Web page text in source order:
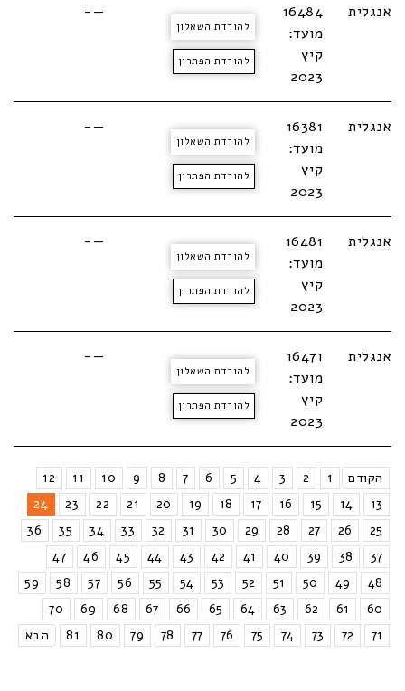
אנגלית
16484
מועד:
קיץ
2023
להורדת השאלון
להורדת הפתרון
—-
אנגלית
16381
מועד:
קיץ
2023
להורדת השאלון
להורדת הפתרון
—-
אנגלית
16481
מועד:
קיץ
2023
להורדת השאלון
להורדת הפתרון
—-
אנגלית
16471
מועד:
קיץ
2023
להורדת השאלון
להורדת הפתרון
—-
הקודם 1
2
3
4
5
6
7
8
9
10
11
12
13
14
15
16
17
18
19
20
21
22
23
24
25
26
27
28
29
30
31
32
33
34
35
36
37
38
39
40
41
42
43
44
45
46
47
48
49
50
51
52
53
54
55
56
57
58
59
60
61
62
63
64
65
66
67
68
69
70
71
72
73
74
75
76
77
78
79
80
81 הבא